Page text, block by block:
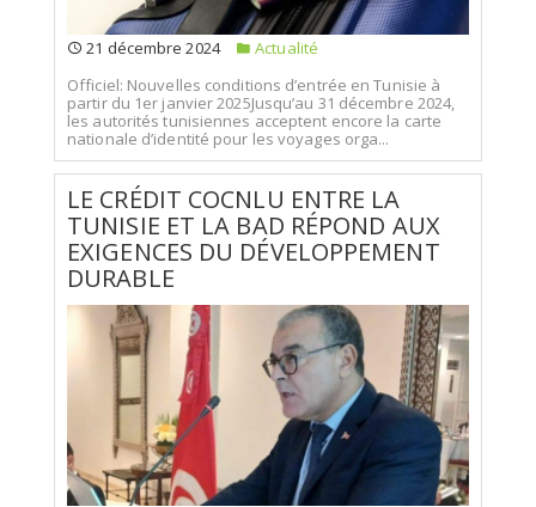
21 décembre 2024
Actualité
Officiel: Nouvelles conditions d’entrée en Tunisie à
partir du 1er janvier 2025Jusqu’au 31 décembre 2024,
les autorités tunisiennes acceptent encore la carte
nationale d’identité pour les voyages orga...
LE CRÉDIT COCNLU ENTRE LA
TUNISIE ET LA BAD RÉPOND AUX
EXIGENCES DU DÉVELOPPEMENT
DURABLE